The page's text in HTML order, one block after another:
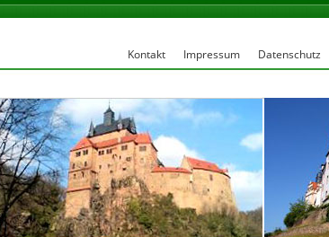
Kontakt Impressum Datenschutz